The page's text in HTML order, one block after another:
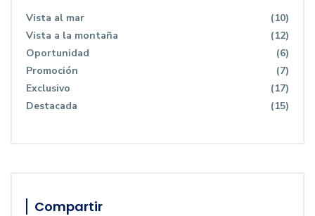
Vista al mar
(10)
Vista a la montaña
(12)
Oportunidad
(6)
Promoción
(7)
Exclusivo
(17)
Destacada
(15)
Compartir